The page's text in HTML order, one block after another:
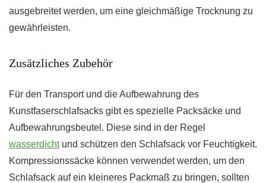
ausgebreitet werden, um eine gleichmäßige Trocknung zu
gewährleisten.
Zusätzliches Zubehör
Für den Transport und die Aufbewahrung des
Kunstfaserschlafsacks gibt es spezielle Packsäcke und
Aufbewahrungsbeutel. Diese sind in der Regel
wasserdichtund schützen den Schlafsack vor Feuchtigkeit.
Kompressionssäcke können verwendet werden, um den
Schlafsack auf ein kleineres Packmaß zu bringen, sollten